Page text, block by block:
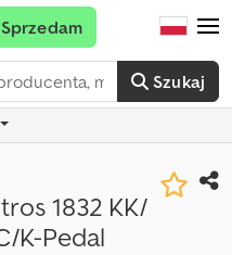
Szukaj
Sprzedam
1832 KK/
K-Pedal